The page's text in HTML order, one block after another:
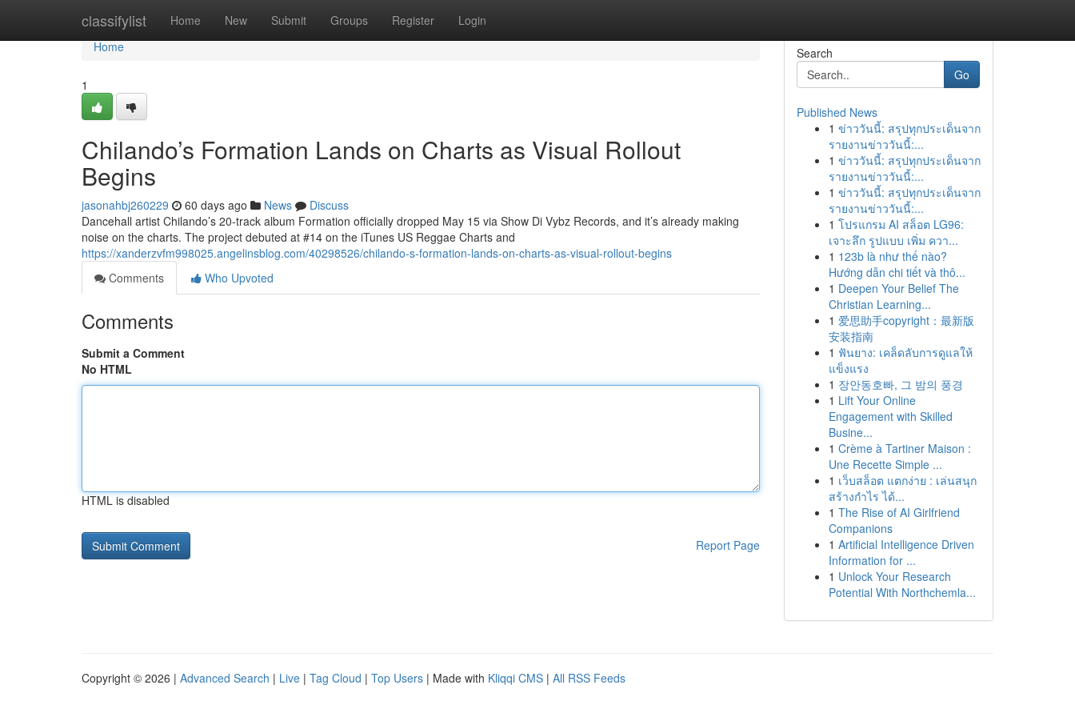
classifylist Home New Submit Groups Register Login
Home
Home
1
Chilando’s Formation Lands on Charts as Visual Rollout
Begins
jasonahbj260229 60 days ago News
Discuss
Dancehall artist Chilando’s 20-track album Formation officially dropped May 15 via Show Di Vybz Records, and it’s already making
noise on the charts. The project debuted at #14 on the iTunes US Reggae Charts and
https://xanderzvfm998025.angelinsblog.com/40298526/chilando-s-formation-lands-on-charts-as-visual-rollout-begins
Comments
Who Upvoted
Comments
Submit a Comment
No HTML
HTML is disabled
Report Page
Search
Go
Published News
1 ข่าววันนี้: สรุปทุกประเด็นจาก
รายงานข่าววันนี้:...
1 ข่าววันนี้: สรุปทุกประเด็นจาก
รายงานข่าววันนี้:...
1 ข่าววันนี้: สรุปทุกประเด็นจาก
รายงานข่าววันนี้:...
1 โปรแกรม AI สล็อต LG96:
เจาะลึก รูปแบบ เพิ่ม ควา...
1 123b là như thế nào?
Hướng dẫn chi tiết và thô...
1 Deepen Your Belief The
Christian Learning...
1 爱思助手copyright：最新版
安装指南
1 ฟันยาง: เคล็ดลับการดูแลให้
แข็งแรง
1 장안동호빠, 그 밤의 풍경
1 Lift Your Online
Engagement with Skilled
Busine...
1 Crème à Tartiner Maison :
Une Recette Simple ...
1 เว็บสล็อต แตกง่าย : เล่นสนุก
สร้างกำไร ได้...
1 The Rise of AI Girlfriend
Companions
1 Artificial Intelligence Driven
Information for ...
1 Unlock Your Research
Potential With Northchemla...
Copyright © 2026 | Advanced Search | Live | Tag Cloud | Top Users | Made with Kliqqi CMS | All RSS Feeds